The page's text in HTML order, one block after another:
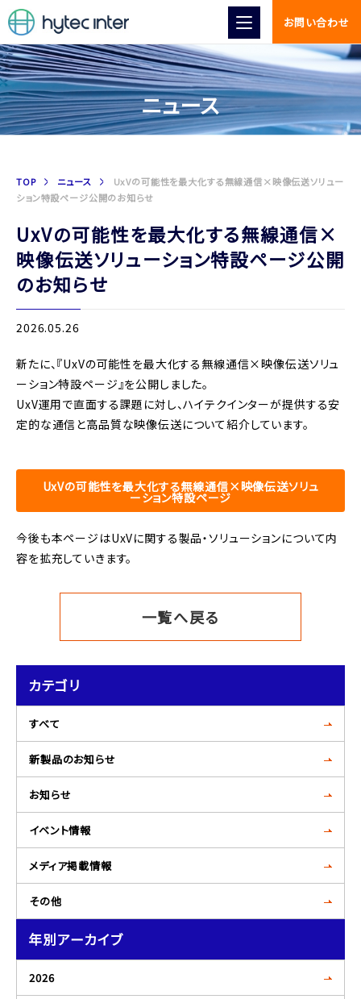
お問い合わせ
ニュース
TOP ニュース
UxVの可能性を最大化する無線通信×映像伝送ソリュー
ション特設ページ公開のお知らせ
カテゴリ
すべて
新製品のお知らせ
お知らせ
イベント情報
メディア掲載情報
その他
年別アーカイブ
2026
UxVの可能性を最大化する無線通信×
映像伝送ソリューション特設ページ公開
のお知らせ
2026.05.26
新たに、『UxVの可能性を最大化する無線通信×映像伝送ソリュ
ーション特設ページ』を公開しました。
UxV運用で直面する課題に対し、ハイテクインターが提供する安
定的な通信と高品質な映像伝送について紹介しています。
UxVの可能性を最大化する無線通信×映像伝送ソリュ
ーション特設ページ
今後も本ページはUxVに関する製品・ソリューションについて内
容を拡充していきます。
一覧へ戻る